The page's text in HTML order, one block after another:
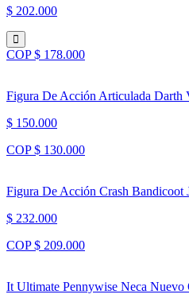
$ 202.000
COP $ 178.000
Figura De Acción Articulada Darth
$ 150.000
COP $ 130.000
Figura De Acción Crash Bandicoot
$ 232.000
COP $ 209.000
It Ultimate Pennywise Neca Nuevo